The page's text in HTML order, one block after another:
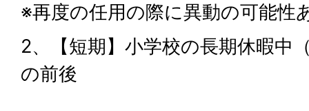
※再度の任用の際に異動の可能性
2、【短期】小学校の長期休暇中
の前後